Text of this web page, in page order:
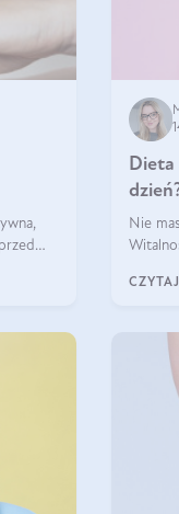
Dieta
Nie
się w
CZYTAJ